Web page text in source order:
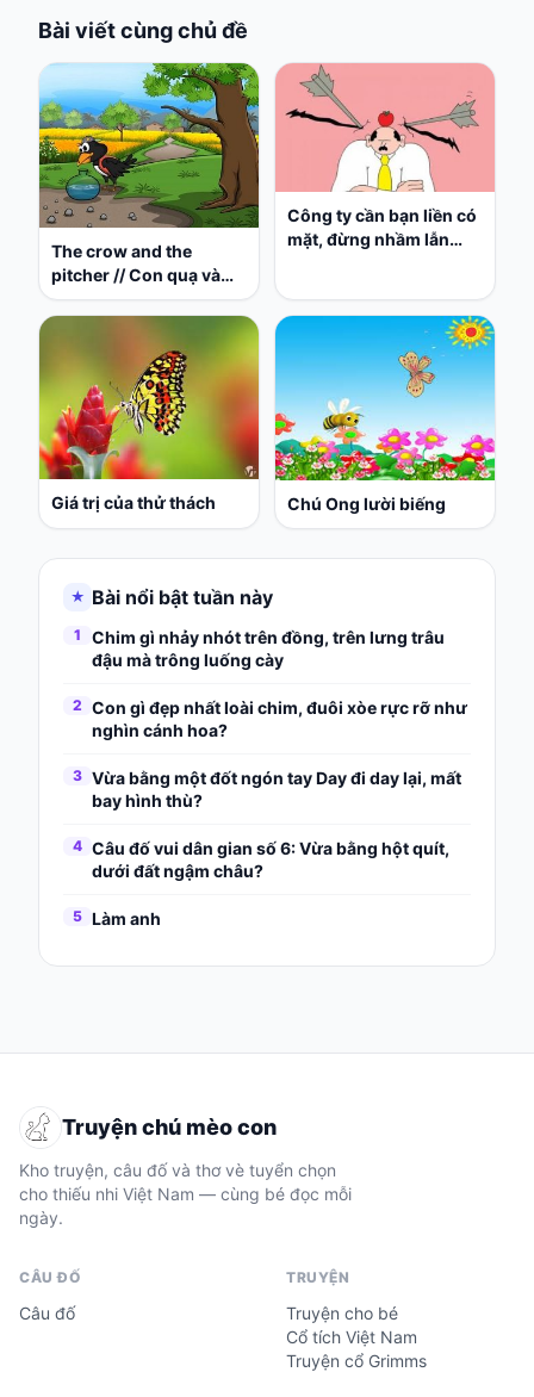
Bài viết cùng chủ đề
The crow and the
pitcher // Con quạ và
cái bình
Công ty cần bạn liền có
mặt, đừng nhầm lẫn
Giá trị của thử thách Chú Ong lười biếng
★ Bài nổi bật tuần này
1
Chim gì nhảy nhót trên đồng, trên lưng trâu
đậu mà trông luống cày
2 Con gì đẹp nhất loài chim, đuôi xòe rực rỡ như
nghìn cánh hoa?
3 Vừa bằng một đốt ngón tay Day đi day lại, mất
bay hình thù?
4 Câu đố vui dân gian số 6: Vừa bằng hột quít,
dưới đất ngậm châu?
5 Làm anh
Truyện chú mèo con
Kho truyện, câu đố và thơ vè tuyển chọn
cho thiếu nhi Việt Nam — cùng bé đọc mỗi
ngày.
CÂU ĐỐ
Câu đố
TRUYỆN
Truyện cho bé
Cổ tích Việt Nam
Truyện cổ Grimms